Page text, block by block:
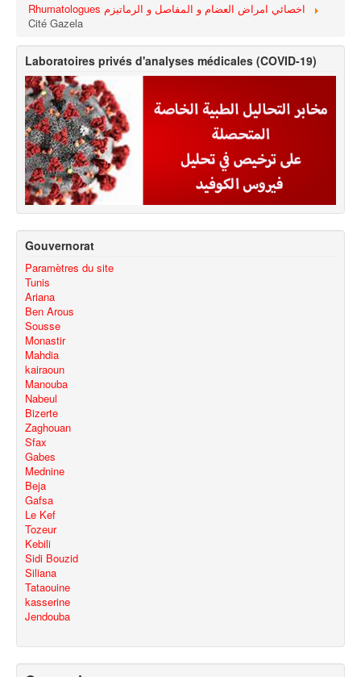
Rhumatologues اخصائي امراض العضام و المفاصل و الرماتيزم
Cité Gazela
Laboratoires privés d'analyses médicales (COVID-19)
Gouvernorat
Paramètres du site
Tunis
Ariana
Ben Arous
Sousse
Monastir
Mahdia
kairaoun
Manouba
Nabeul
Bizerte
Zaghouan
Sfax
Gabes
Mednine
Beja
Gafsa
Le Kef
Tozeur
Kebili
Sidi Bouzid
Siliana
Tataouine
kasserine
Jendouba